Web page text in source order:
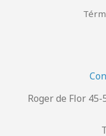
Roger de Flor